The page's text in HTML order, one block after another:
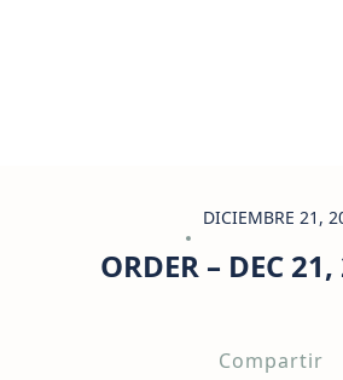
DICIEMBRE 21,
ORDER – DEC
Compartir